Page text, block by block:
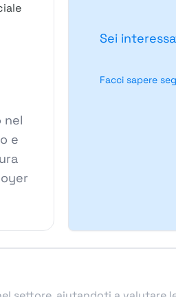
nel
e
Sei
Facci sapere